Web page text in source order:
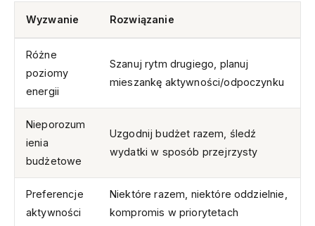
Wyzwanie Rozwiązanie
Różne
poziomy
energii
Szanuj rytm drugiego, planuj
mieszankę aktywności/odpoczynku
Nieporozum
ienia
budżetowe
Uzgodnij budżet razem, śledź
wydatki w sposób przejrzysty
Preferencje
aktywności
Niektóre razem, niektóre oddzielnie,
kompromis w priorytetach